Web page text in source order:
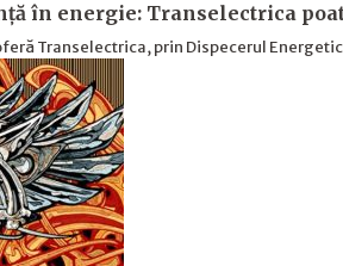
în energie: Transelectrica
Transelectrica, prin Dispecerul